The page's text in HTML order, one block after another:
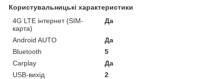
Користувальницькі характеристики
4G LTE інтернет (SIM-
карта)
Да
Android AUTO
Да
Bluetooth
5
Carplay
Да
USB-вихід
2